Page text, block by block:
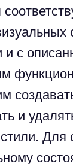
и с
и
Для